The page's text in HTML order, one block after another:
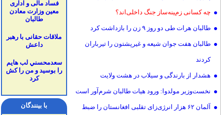
چه کسانی زمینه‌ساز جنگ داخلی‌اند؟
طالبان هرات طی دو روز ۹ زن را بازداشت کرد
طالبان هفت جوان شیعه و غیرپشتون را تیرباران
کردند
هشدار از بارندگی و سیلاب‌ در هشت ولایت
نخست‌وزیر مولدوا: ورود هیات طالبان شرم‌آور است
آلمان ۶۲ هزار انرژی‌زای تقلبی افغانستان را ضبط
فساد مالی و اداری
معین وزارت معادن
طالبان
ملاقات حقانی با رهبر
داعش
سعدمحسني لب هايم
را بوسيد و من را كش
كرد
با بینندگان